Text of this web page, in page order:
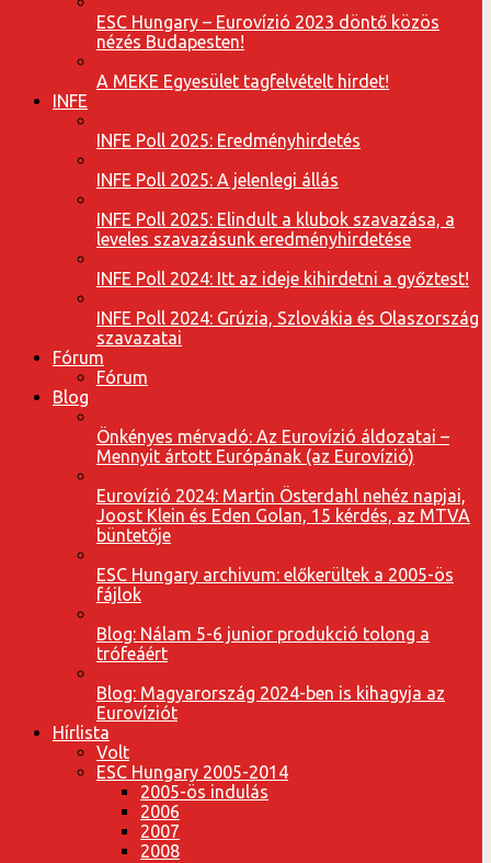
ESC Hungary – Eurovízió 2023 döntő közös
nézés Budapesten!
A MEKE Egyesület tagfelvételt hirdet!
INFE
INFE Poll 2025: Eredményhirdetés
INFE Poll 2025: A jelenlegi állás
INFE Poll 2025: Elindult a klubok szavazása, a
leveles szavazásunk eredményhirdetése
INFE Poll 2024: Itt az ideje kihirdetni a győztest!
INFE Poll 2024: Grúzia, Szlovákia és Olaszország
szavazatai
Fórum
Fórum
Blog
Önkényes mérvadó: Az Eurovízió áldozatai –
Mennyit ártott Európának (az Eurovízió)
Eurovízió 2024: Martin Österdahl nehéz napjai,
Joost Klein és Eden Golan, 15 kérdés, az MTVA
büntetője
ESC Hungary archivum: előkerültek a 2005-ös
fájlok
Blog: Nálam 5-6 junior produkció tolong a
trófeáért
Blog: Magyarország 2024-ben is kihagyja az
Eurovíziót
Hírlista
Volt
ESC Hungary 2005-2014
2005-ös indulás
2006
2007
2008